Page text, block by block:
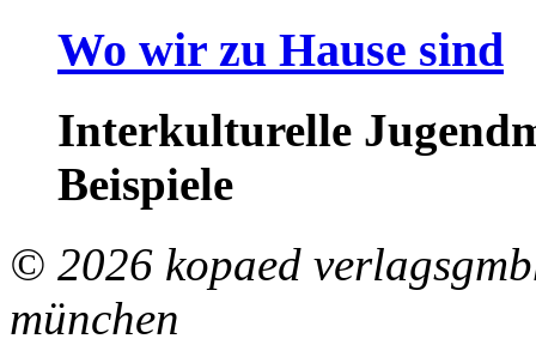
Wo wir zu Hause sind
Interkulturelle
Beispiele
© 2026 kopaed
münchen